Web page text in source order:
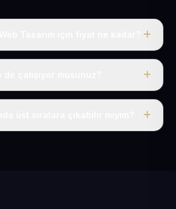
her yerinde geçerli yıllık tek
bağlı bütün ilçelere uzaktan ve